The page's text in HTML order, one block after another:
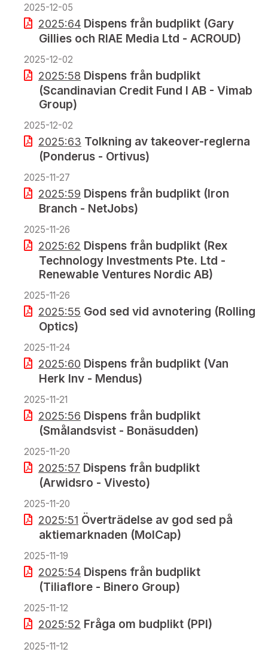
2025-12-05
2025:64 Dispens från budplikt (Gary
Gillies och RIAE Media Ltd - ACROUD)
2025-12-02
2025:58 Dispens från budplikt
(Scandinavian Credit Fund I AB - Vimab
Group)
2025-12-02
2025:63 Tolkning av takeover-reglerna
(Ponderus - Ortivus)
2025-11-27
2025:59 Dispens från budplikt (Iron
Branch - NetJobs)
2025-11-26
2025:62 Dispens från budplikt (Rex
Technology Investments Pte. Ltd -
Renewable Ventures Nordic AB)
2025-11-26
2025:55 God sed vid avnotering (Rolling
Optics)
2025-11-24
2025:60 Dispens från budplikt (Van
Herk Inv - Mendus)
2025-11-21
2025:56 Dispens från budplikt
(Smålandsvist - Bonäsudden)
2025-11-20
2025:57 Dispens från budplikt
(Arwidsro - Vivesto)
2025-11-20
2025:51 Överträdelse av god sed på
aktiemarknaden (MolCap)
2025-11-19
2025:54 Dispens från budplikt
(Tiliaflore - Binero Group)
2025-11-12
2025:52 Fråga om budplikt (PPI)
2025-11-12